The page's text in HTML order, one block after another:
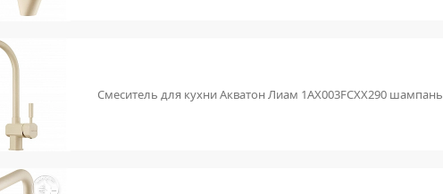
Смеситель для кухни Акватон Лиам 1AX003FCXX290 шампань